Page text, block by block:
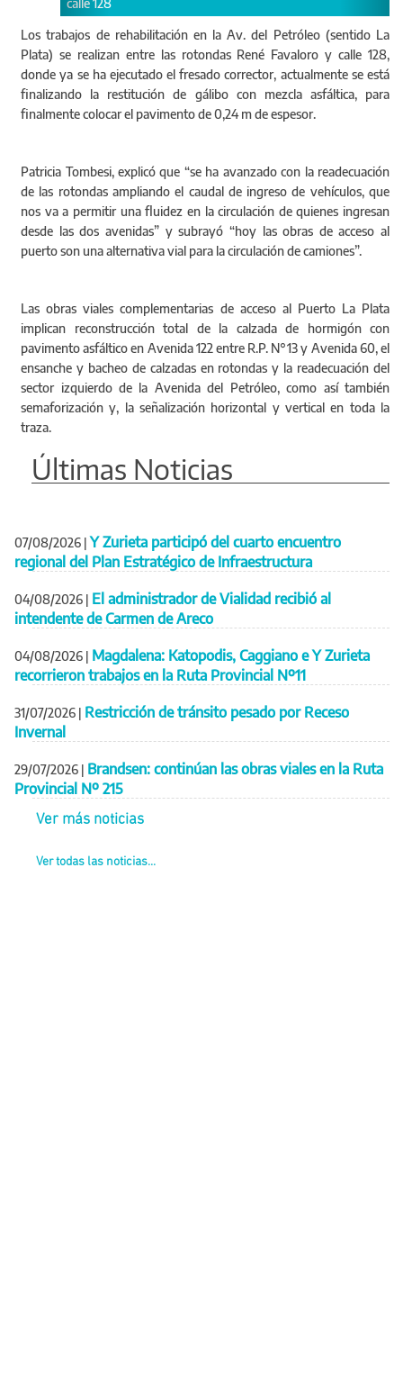
Los trabajos de rehabilitación en la Av. del Petróleo (sentido La
Plata) se realizan entre las rotondas René Favaloro y calle 128,
donde ya se ha ejecutado el fresado corrector, actualmente se está
finalizando la restitución de gálibo con mezcla asfáltica, para
finalmente colocar el pavimento de 0,24 m de espesor.
Patricia Tombesi, explicó que “se ha avanzado con la readecuación
de las rotondas ampliando el caudal de ingreso de vehículos, que
nos va a permitir una fluidez en la circulación de quienes ingresan
desde las dos avenidas” y subrayó “hoy las obras de acceso al
puerto son una alternativa vial para la circulación de camiones”.
Las obras viales complementarias de acceso al Puerto La Plata
implican reconstrucción total de la calzada de hormigón con
pavimento asfáltico en Avenida 122 entre R.P. N°13 y Avenida 60, el
ensanche y bacheo de calzadas en rotondas y la readecuación del
sector izquierdo de la Avenida del Petróleo, como así también
semaforización y, la señalización horizontal y vertical en toda la
traza.
Últimas Noticias
07/08/2026 | Y Zurieta participó del cuarto encuentro
regional del Plan Estratégico de Infraestructura
04/08/2026 | El administrador de Vialidad recibió al
intendente de Carmen de Areco
04/08/2026 | Magdalena: Katopodis, Caggiano e Y Zurieta
recorrieron trabajos en la Ruta Provincial Nº11
31/07/2026 | Restricción de tránsito pesado por Receso
Invernal
29/07/2026 | Brandsen: continúan las obras viales en la Ruta
Provincial Nº 215
Ver más noticias
Ver todas las noticias...